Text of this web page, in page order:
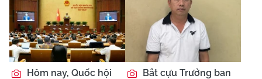
Hôm nay, Quốc hội
Bắt cựu Trưởng ban